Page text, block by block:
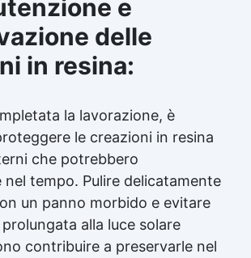
e
delle
in resina:
la lavorazione, è
le creazioni in resina
che potrebbero
nel tempo. Pulire delicatamente
un panno morbido e evitare
prolungata alla luce solare
contribuire a preservarle nel